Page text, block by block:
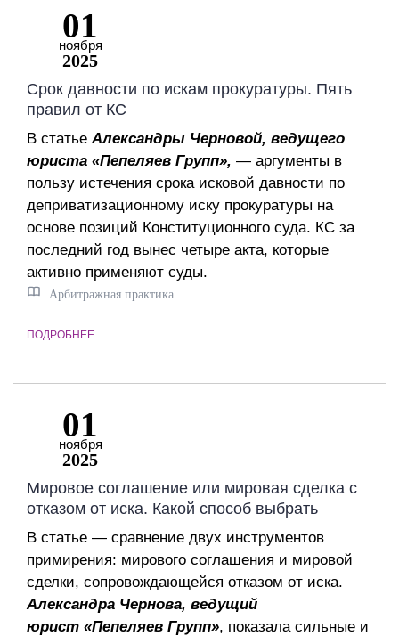
01
ноября
2025
Срок давности по искам прокуратуры. Пять
правил от КС
В статьеАлександры Черновой, ведущего
юриста «Пепеляев Групп», — аргументы в
пользу истечения срока исковой давности по
деприватизационному иску прокуратуры на
основе позиций Конституционного суда. КС за
последний год вынес четыре акта, которые
активно применяют суды.
Арбитражная практика
ПОДРОБНЕЕ
01
ноября
2025
Мировое соглашение или мировая сделка с
отказом от иска. Какой способ выбрать
В статье — сравнение двух инструментов
примирения: мирового соглашения и мировой
сделки, сопровождающейся отказом от иска.
Александра Чернова, ведущий
юрист «Пепеляев Групп», показала сильные и